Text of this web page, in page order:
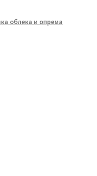
облека и опрема